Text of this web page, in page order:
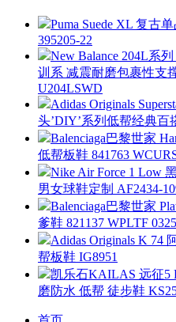
Puma Suede XL 复古
395205-22
New Balance 204L系
训系 减震耐磨包裹性支
U204LSWD
Adidas Originals
头’DIY’系列低帮经典百
Balenciaga巴黎世家
低帮板鞋 841763
Nike Air Force 1 Low
男女球鞋定制 AF2434-
Balenciaga巴黎世家
爹鞋 821137 WPLTF 0325
Adidas Originals K 74
帮板鞋 IG8951
凯乐石KAILAS 远征5
磨防水 低帮 徒步鞋